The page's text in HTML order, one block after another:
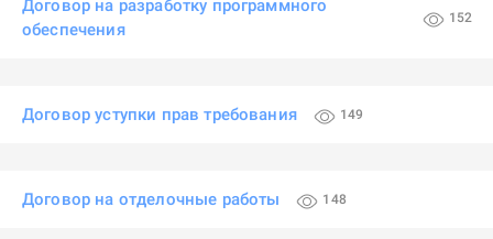
Договор на разработку программного
обеспечения
152
Договор уступки прав требования 149
Договор на отделочные работы 148